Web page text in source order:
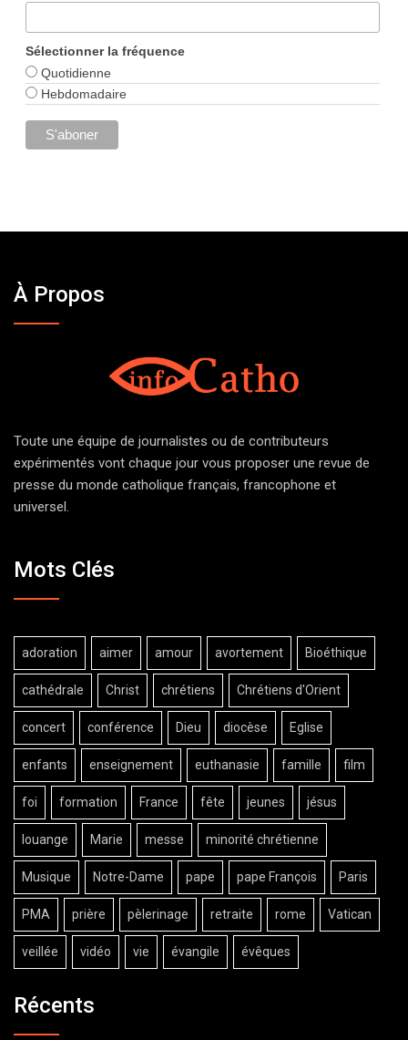
Sélectionner la fréquence
Quotidienne
Hebdomadaire
À Propos
Toute une équipe de journalistes ou de contributeurs
expérimentés vont chaque jour vous proposer une revue de
presse du monde catholique français, francophone et
universel.
Mots Clés
adoration aimer amour avortement Bioéthique
cathédrale Christ chrétiens Chrétiens d'Orient
concert conférence Dieu diocèse Eglise
enfants enseignement euthanasie famille film
foi formation France fête jeunes jésus
louange Marie messe minorité chrétienne
Musique Notre-Dame pape pape François Paris
PMA prière pèlerinage retraite rome Vatican
veillée vidéo vie évangile évêques
Récents